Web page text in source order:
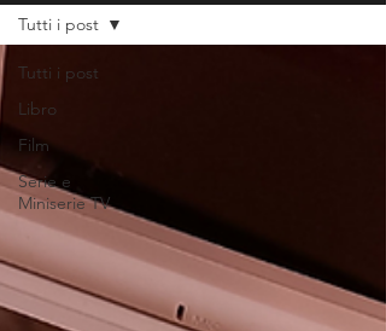
Tutti i post
Libro
Film
Serie e
Miniserie TV
Tutti i post